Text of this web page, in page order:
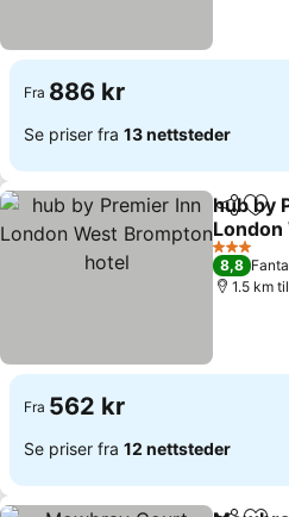
Fra 886 kr
Se priser fra 13 nettsteder
Del
hub by
hotel
Se priser
3 Stjerner
8,8
1.5 km
Fra 562 kr
Se priser fra 12 nettsteder